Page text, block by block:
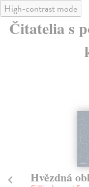
High-contrast mode
Čitatelia s
Hvězdná